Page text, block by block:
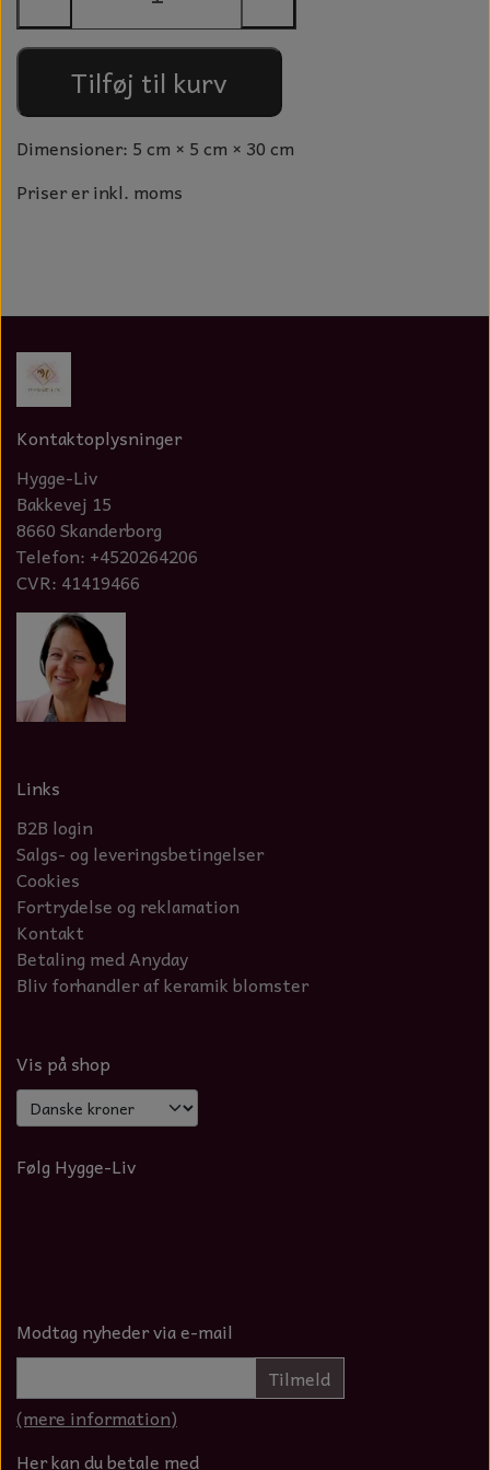
NOTES OG GÆSTEBØGER
CANDLE HOUSES
GLAS DECOR
Tilføj til kurv
Dimensioner: 5 cm × 5 cm × 30 cm
Priser er inkl. moms
Kontaktoplysninger
Hygge-Liv
Bakkevej 15
8660 Skanderborg
Telefon: +4520264206
CVR: 41419466
Links
B2B login
Salgs- og leveringsbetingelser
Cookies
Fortrydelse og reklamation
Kontakt
Betaling med Anyday
Bliv forhandler af keramik blomster
Vis på shop
Følg Hygge-Liv
Modtag nyheder via e-mail
Tilmeld
(mere information)
Her kan du betale med